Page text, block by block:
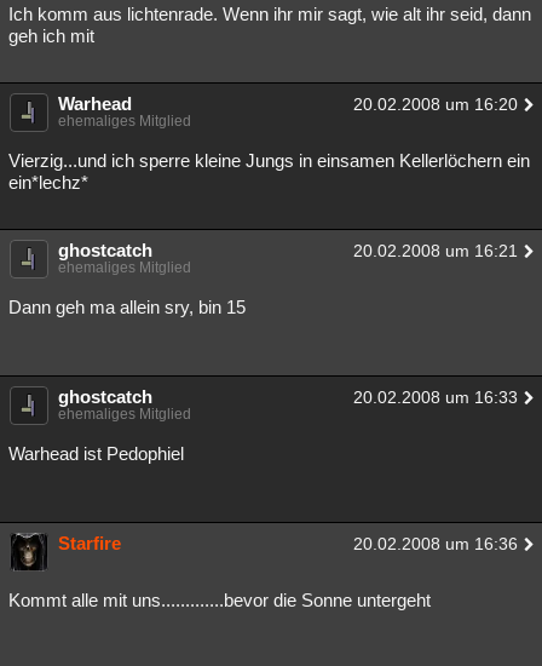
Ich komm aus lichtenrade. Wenn ihr mir sagt, wie alt ihr seid, dann
geh ich mit
Warhead 20.02.2008 um 16:20
ehemaliges Mitglied
Vierzig...und ich sperre kleine Jungs in einsamen Kellerlöchern ein
ein*lechz*
ghostcatch 20.02.2008 um 16:21
ehemaliges Mitglied
Dann geh ma allein sry, bin 15
ghostcatch 20.02.2008 um 16:33
ehemaliges Mitglied
Warhead ist Pedophiel
Starfire 20.02.2008 um 16:36
Kommt alle mit uns.............bevor die Sonne untergeht